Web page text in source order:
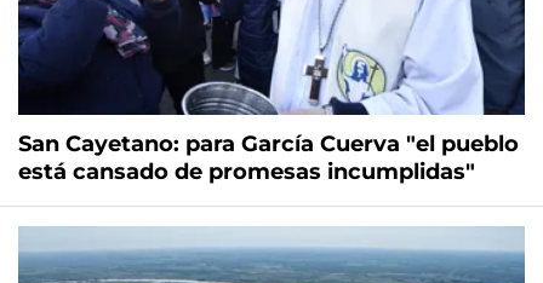
San Cayetano: para García Cuerva "el pueblo
está cansado de promesas incumplidas"